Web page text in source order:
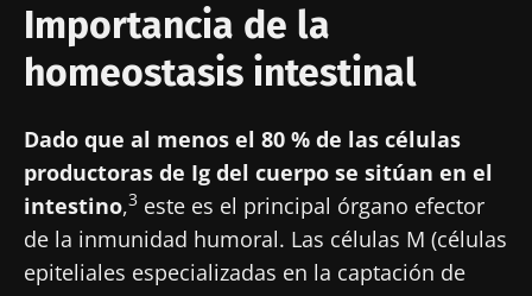
Importancia de la
homeostasis intestinal
Dado que al menos el 80 % de las células
productoras de Ig del cuerpo se sitúan en el
intestino,3 este es el principal órgano efector
de la inmunidad humoral. Las células M (células
epiteliales especializadas en la captación de